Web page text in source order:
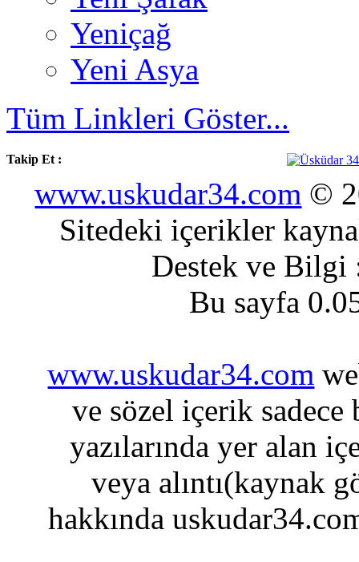
Yeniçağ
Yeni Asya
Tüm Linkleri Göster...
Takip Et :
www.uskudar34.com ©
Sitedeki içerikler
Destek ve
Bu sayfa
www.uskudar34.com
ve sözel içerik sadece
yazılarında yer alan
veya alıntı(kaynak
hakkında